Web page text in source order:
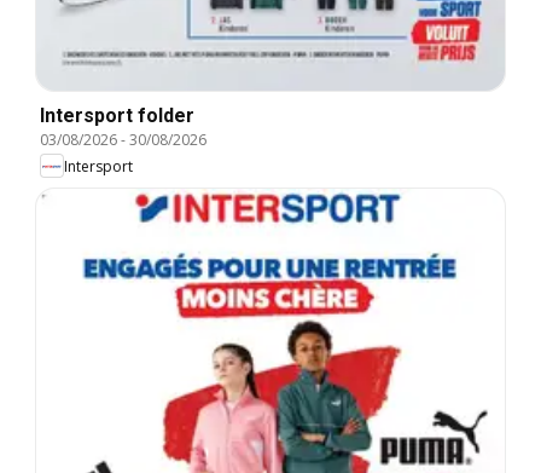
Intersport folder
03/08/2026-30/08/2026
Intersport